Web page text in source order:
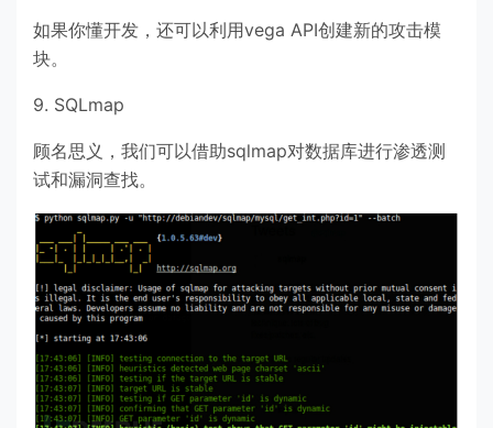
如果你懂开发，还可以利用vega API创建新的攻击模
块。
9. SQLmap
顾名思义，我们可以借助sqlmap对数据库进行渗透测
试和漏洞查找。